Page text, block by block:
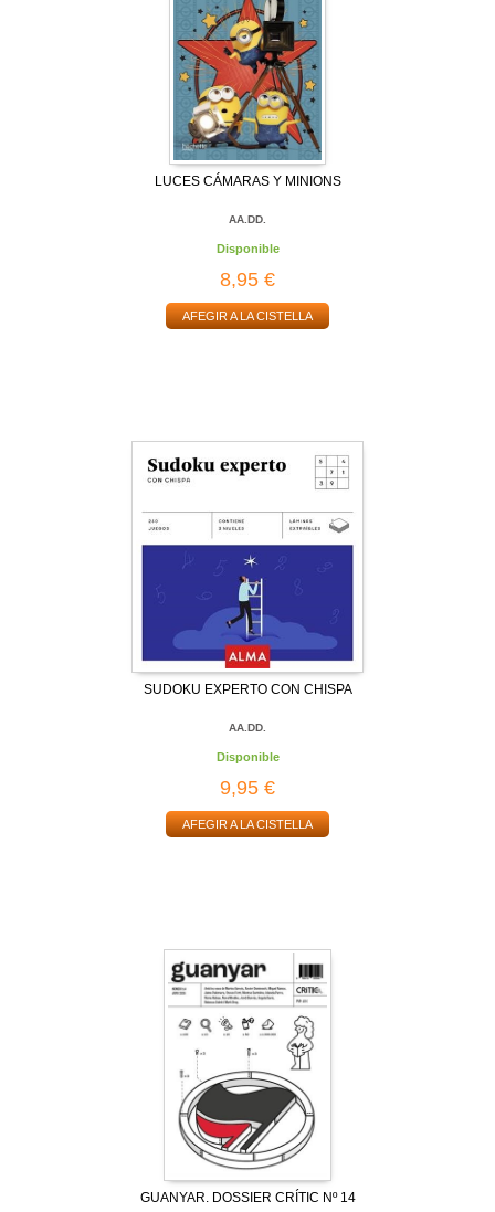
LUCES CÁMARAS Y MINIONS
AA.DD.
Disponible
8,95 €
AFEGIR A LA CISTELLA
SUDOKU EXPERTO CON CHISPA
AA.DD.
Disponible
9,95 €
AFEGIR A LA CISTELLA
GUANYAR. DOSSIER CRÍTIC Nº 14